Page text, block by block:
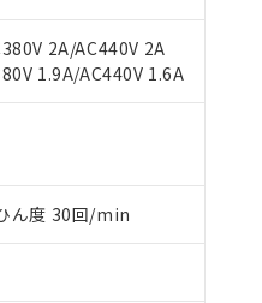
2A/AC440V 2A
1.9A/AC440V 1.6A
ん度 30回/min
。
象外となる商品もあることを
新日時点での社内データに基
価格とは異なる場合があるこ
またはお客様担当のオムロン
品と判明した場合などやむを
以下、
下、ポリ臭化ジフェニルエーテル類
ル酸ブチルベンジル（BBP） 1000ppm
。
ことを確認しています。
ることを示します。
ていることを示します。
い。
PBDEs(ポリ臭化ジフェニルエーテル
府の輸出許可(または役務取引
ど、違法に輸出されないよう
物兵器またはその他武器並び